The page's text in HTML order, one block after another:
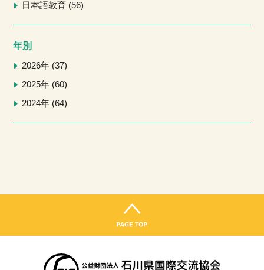
日本語教育 56
年別
2026年 37
2025年 60
2024年 64